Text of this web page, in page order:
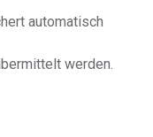
automatisch
werden.